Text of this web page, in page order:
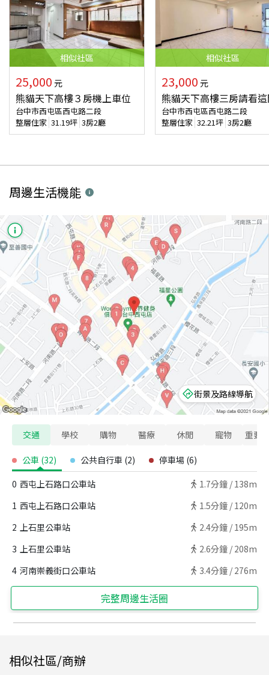
相似社區
25,000 元
熊貓天下高樓３房機上車位
台中市西屯區西屯路二段
整層住家 31.19坪 3房2廳
相似社區
23,000 元
熊貓天下高樓三房請看
台中市西屯區西屯路二段
整層住家 32.21坪 3房2廳
周邊生活機能
街景及路線導航
交通 學校 購物 醫療 休閒 寵物 重要
公車 (32) 公共自行車 (2) 停車場 (6)
0 西屯上石路口公車站 1.7分鐘 / 138m
1 西屯上石路口公車站 1.5分鐘 / 120m
2 上石里公車站 2.4分鐘 / 195m
3 上石里公車站 2.6分鐘 / 208m
4 河南崇義街口公車站 3.4分鐘 / 276m
完整周邊生活圈
相似社區/商辦